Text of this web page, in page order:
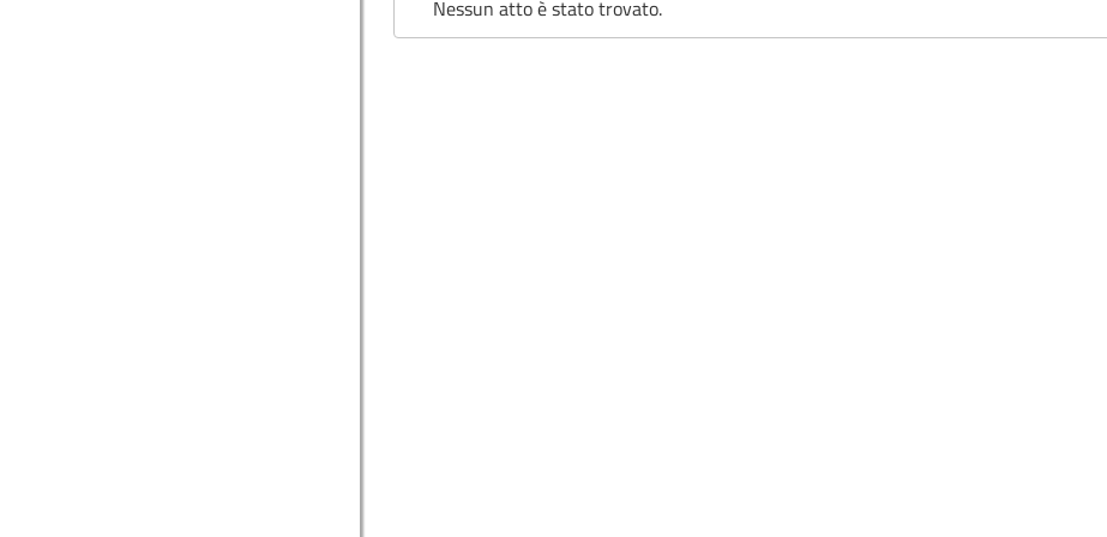
Nessun atto è stato trovato.